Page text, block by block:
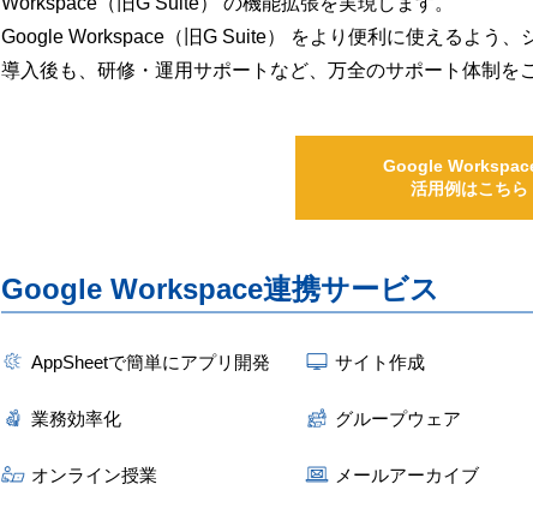
Google Workspace（旧G Suite） をより便利に使えるよう、
導入後も、研修・運用サポートなど、万全のサポート体制を
Google
活用例はこちら
Google Workspace連携サービス
AppSheetで簡単にアプリ開発 サイト作成
業務効率化 グループウェア
オンライン授業 メールアーカイブ